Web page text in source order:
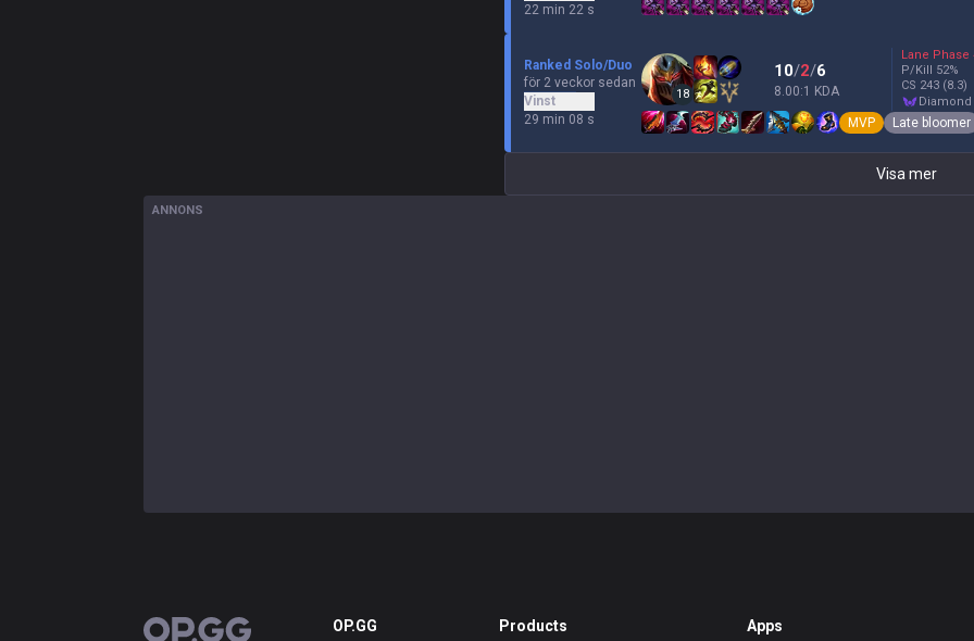
22 min 22 s
Ranked Solo/Duo
för 2 veckor sedan
Vinst
29 min 08 s
18
10/2/6
8.00:1 KDA
Lane Phase
P/Kill 52%
CS 243 (8.3)
diamond
MVP Late bloomer
Visa mer
ANNONS
OP.GG OP.GG Products Apps